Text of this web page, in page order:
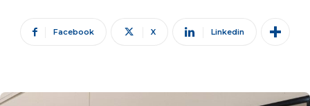
Facebook X Linkedin